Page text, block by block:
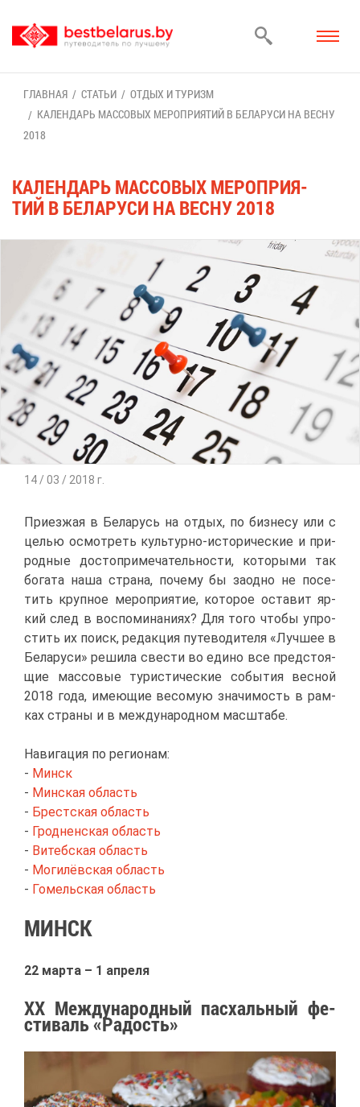
ГЛАВ­НАЯ СТА­ТЬИ
ОТ­ДЫХ И ТУ­РИЗМ
КА­ЛЕН­ДАРЬ МАС­СО­ВЫХ МЕ­РО­ПРИ­Я­ТИЙ В БЕ­ЛА­РУ­СИ НА ВЕС­НУ
2018
КА­ЛЕН­ДАРЬ МАС­СО­ВЫХ МЕ­РО­ПРИ­Я­
ТИЙ В БЕ­ЛА­РУ­СИ НА ВЕС­НУ 2018
14 / 03 / 2018 г.
При­ез­жая в Бе­ла­русь на от­дых, по биз­не­су или с
це­лью осмот­реть куль­тур­но-ис­то­ри­че­ские и при­
род­ные до­сто­при­ме­ча­тель­но­сти, ко­то­ры­ми так
бо­га­та на­ша стра­на, по­че­му бы за­од­но не по­се­
тить круп­ное ме­ро­при­я­тие, ко­то­рое оста­вит яр­
кий след в вос­по­ми­на­ни­ях? Для то­го что­бы упро­
стить их по­иск, ре­дак­ция пу­те­во­ди­те­ля «Луч­шее в
Бе­ла­ру­си» ре­ши­ла све­сти во еди­но все пред­сто­я­
щие мас­со­вые ту­ри­сти­че­ские со­бы­тия вес­ной
2018 го­да, име­ю­щие ве­со­мую зна­чи­мость в рам­
ках стра­ны и в меж­ду­на­род­ном мас­шта­бе.
На­ви­га­ция по ре­ги­о­нам:
- Минск
- Мин­ская об­ласть
- Бре­стcкая об­ласть
- Грод­нен­ская об­ласть
- Ви­теб­ская об­ласть
- Мо­ги­лёв­ская об­ласть
- Го­мель­ская об­ласть
МИНСК
22 мар­та – 1 ап­ре­ля
XX Меж­ду­на­род­ный пас­халь­ный фе­
сти­валь «Ра­дость»